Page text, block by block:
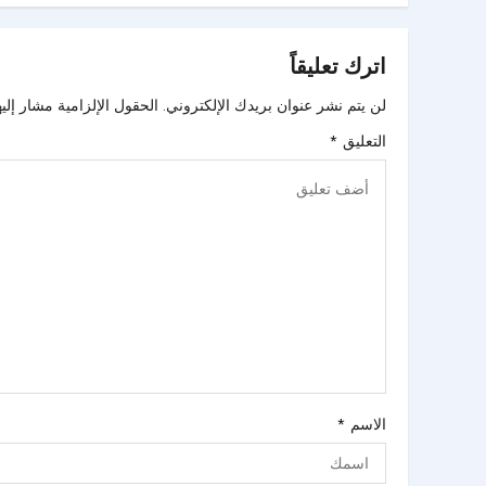
اترك تعليقاً
لن يتم نشر عنوان بريدك الإلكتروني. الحقول الإلزامية مشار
التعليق *
الاسم *